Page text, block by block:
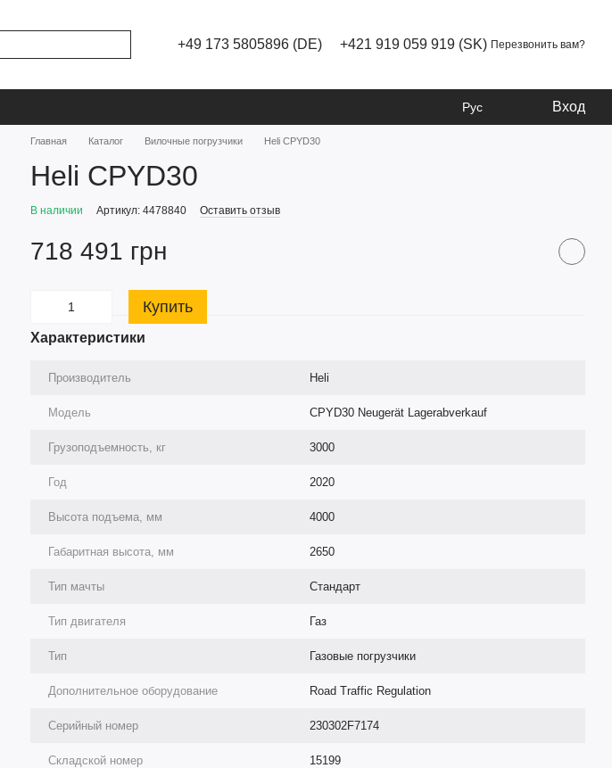
+49 173 5805896 (DE) +421 919 059 919 (SK) Перезвонить вам?
Рус Вход
Главная Каталог Вилочные погрузчики Heli CPYD30
Heli CPYD30
В наличии Артикул: 4478840 Оставить отзыв
718 491 грн
Купить
Характеристики
Производитель Heli
Модель CPYD30 Neugerät Lagerabverkauf
Грузоподъемность, кг 3000
Год 2020
Высота подъема, мм 4000
Габаритная высота, мм 2650
Тип мачты Cтандарт
Тип двигателя Газ
Тип Газовые погрузчики
Дополнительное оборудование Road Traffic Regulation
Серийный номер 230302F7174
Складской номер 15199